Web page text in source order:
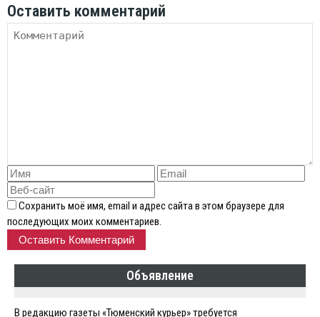
Оставить комментарий
Сохранить моё имя, email и адрес сайта в этом браузере для
последующих моих комментариев.
Объявление
В редакцию газеты «Тюменский курьер» требуется